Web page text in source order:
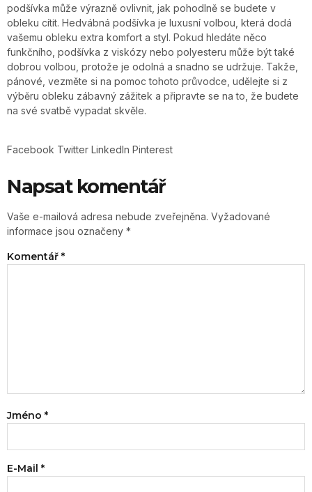
podšívka může výrazně ovlivnit, jak pohodlně se budete v
obleku cítit. Hedvábná podšívka je luxusní volbou, která dodá
vašemu obleku extra komfort a styl. Pokud hledáte něco
funkčního, podšívka z viskózy nebo polyesteru může být také
dobrou volbou, protože je odolná a snadno se udržuje. Takže,
pánové, vezměte si na pomoc tohoto průvodce, udělejte si z
výběru obleku zábavný zážitek a připravte se na to, že budete
na své svatbě vypadat skvěle.
Facebook Twitter LinkedIn Pinterest
Napsat komentář
Vaše e-mailová adresa nebude zveřejněna. Vyžadované
informace jsou označeny *
Komentář *
Jméno *
E-Mail *